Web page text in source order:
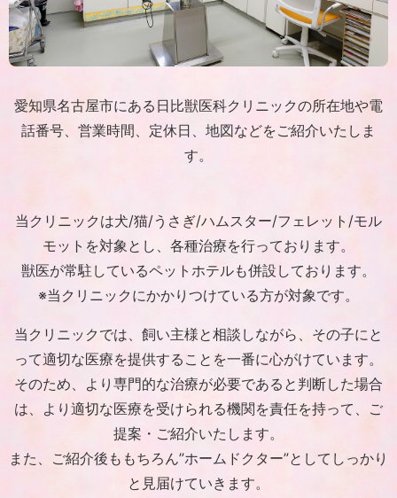
愛知県名古屋市にある日比獣医科クリニックの所在地や電
話番号、 営業時間、定休日、地図などをご紹介いたしま
す。
当クリニックは犬/猫/うさぎ/ハムスター/フェレット/モル
モットを対象とし、 各種治療を行っております。
獣医が常駐しているペットホテルも併設しております。
※当クリニックにかかりつけている方が対象です。
当クリニックでは、飼い主様と相談しながら、 その子にと
って適切な医療を提供することを一番に心がけています。
そのため、より専門的な治療が必要であると判断した場合
は、 より適切な医療を受けられる機関を責任を持って、ご
提案・ご紹介いたします。
また、ご紹介後ももちろん”ホームドクター”としてしっかり
と見届けていきます。